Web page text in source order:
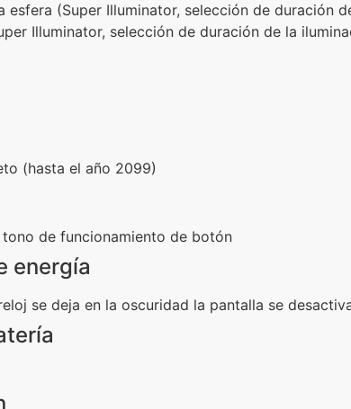
esfera (Super Illuminator, selección de
Illuminator, selección de duración de la
(hasta el año 2099)
de funcionamiento de botón
energía
se deja en la oscuridad la pantalla se